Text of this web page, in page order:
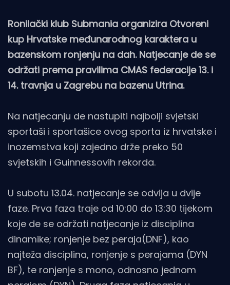
Ronilački klub Submania organizira Otvoreni
kup Hrvatske međunarodnog karaktera u
bazenskom ronjenju na dah. Natjecanje de se
održati prema pravilima CMAS federacije 13. i
14. travnja u Zagrebu na bazenu Utrina.
Na natjecanju de nastupiti najbolji svjetski
sportaši i sportašice ovog sporta iz hrvatske i
inozemstva koji zajedno drže preko 50
svjetskih i Guinnessovih rekorda.
U subotu 13.04. natjecanje se odvija u dvije
faze. Prva faza traje od 10:00 do 13:30 tijekom
koje de se održati natjecanje iz disciplina
dinamike; ronjenje bez peraja(DNF), kao
najteža disciplina, ronjenje s perajama (DYN
BF), te ronjenje s mono, odnosno jednom